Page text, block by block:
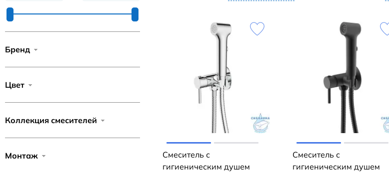
Бренд
Цвет
Коллекция смесителей
Монтаж
Смеситель с
гигиеническим душем
Смеситель с
гигиеническим душем